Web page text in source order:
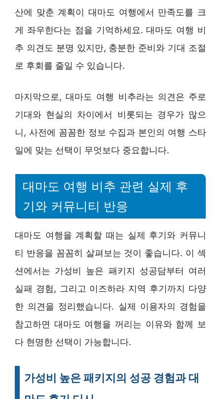
산에 맞춘 계획이 대마도 여행에서 만족도를 크
게 좌우한다는 점을 기억하세요. 대마도 여행 비
추 의견도 분명 있지만, 충분한 준비와 기대 조절
로 후회를 줄일 수 있습니다.
마지막으로, 대마도 여행 비추라는 의견은 주로
기대와 현실의 차이에서 비롯되는 경우가 많으
니, 사전에 꼼꼼한 정보 수집과 본인의 여행 스타
일에 맞는 선택이 무엇보다 중요합니다.
대마도 여행 비추 관련 실제 후
기와 커뮤니티 반응
대마도 여행을 계획할 때는 실제 후기와 커뮤니
티 반응을 꼼꼼히 살펴보는 것이 좋습니다. 이 섹
션에서는 가성비 높은 패키지 성공담부터 여러
실패 경험, 그리고 이즈하라 지역 후기까지 다양
한 의견을 정리했습니다. 실제 이용자의 경험을
참고하면 대마도 여행을 꺼리는 이유와 함께 보
다 현명한 선택이 가능합니다.
가성비 높은 패키지의 성공 경험과 대